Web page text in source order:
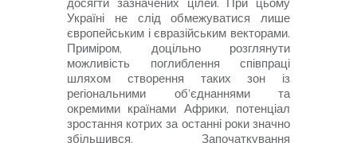
Україні не слід обмежуватися лише
європейським і євразійським векторами.
Приміром, доцільно розглянути
можливість поглиблення співпраці
шляхом створення таких зон із
регіональними об'єднаннями та
окремими країнами Африки, потенціал
зростання котрих за останні роки значно
збільшився. Започаткування